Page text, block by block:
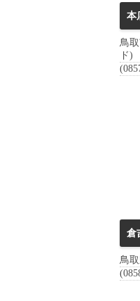
本
鳥
ド)
倉
鳥